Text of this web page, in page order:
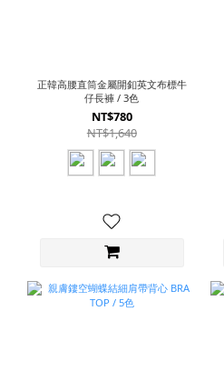
正韓高腰直筒金屬開釦英文布標牛
仔長褲 / 3色
NT$780
NT$1,640